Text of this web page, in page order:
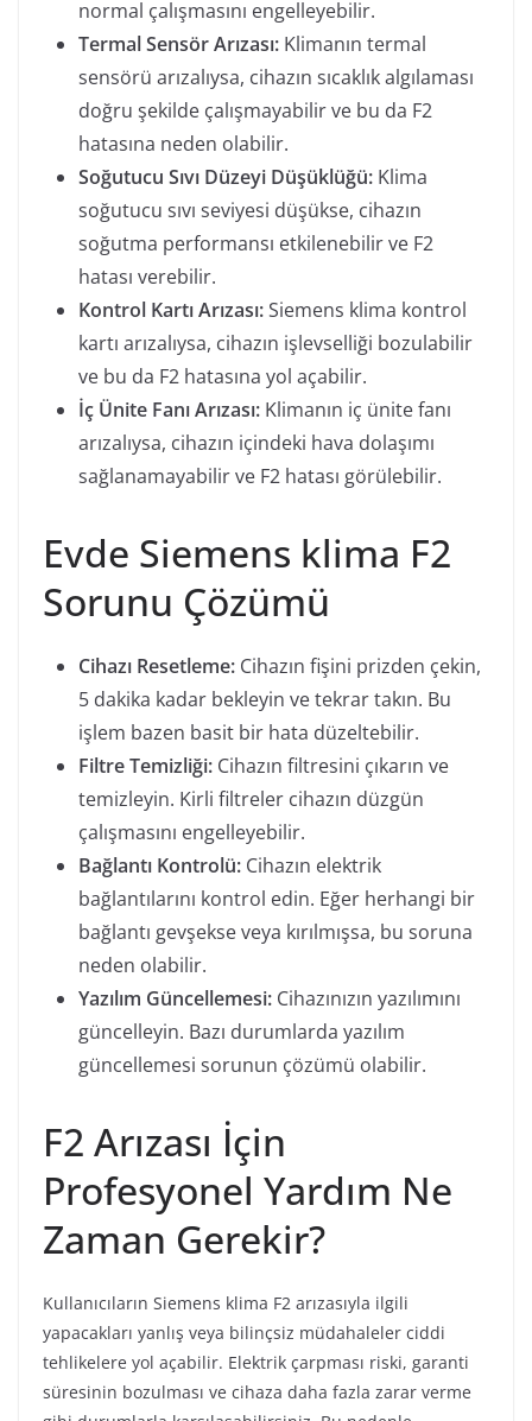
normal çalışmasını engelleyebilir.
Termal Sensör Arızası: Klimanın termal
sensörü arızalıysa, cihazın sıcaklık algılaması
doğru şekilde çalışmayabilir ve bu da F2
hatasına neden olabilir.
Soğutucu Sıvı Düzeyi Düşüklüğü: Klima
soğutucu sıvı seviyesi düşükse, cihazın
soğutma performansı etkilenebilir ve F2
hatası verebilir.
Kontrol Kartı Arızası:Siemens klima kontrol
kartı arızalıysa, cihazın işlevselliği bozulabilir
ve bu da F2 hatasına yol açabilir.
İç Ünite Fanı Arızası: Klimanın iç ünite fanı
arızalıysa, cihazın içindeki hava dolaşımı
sağlanamayabilir ve F2 hatası görülebilir.
Evde Siemens klima F2
Sorunu Çözümü
Cihazı Resetleme: Cihazın fişini prizden çekin,
5 dakika kadar bekleyin ve tekrar takın. Bu
işlem bazen basit bir hata düzeltebilir.
Filtre Temizliği: Cihazın filtresini çıkarın ve
temizleyin. Kirli filtreler cihazın düzgün
çalışmasını engelleyebilir.
Bağlantı Kontrolü: Cihazın elektrik
bağlantılarını kontrol edin. Eğer herhangi bir
bağlantı gevşekse veya kırılmışsa, bu soruna
neden olabilir.
Yazılım Güncellemesi: Cihazınızın yazılımını
güncelleyin. Bazı durumlarda yazılım
güncellemesi sorunun çözümü olabilir.
F2 Arızası İçin
Profesyonel Yardım Ne
Zaman Gerekir?
Kullanıcıların Siemens klima F2 arızasıyla ilgili
yapacakları yanlış veya bilinçsiz müdahaleler ciddi
tehlikelere yol açabilir. Elektrik çarpması riski, garanti
süresinin bozulması ve cihaza daha fazla zarar verme